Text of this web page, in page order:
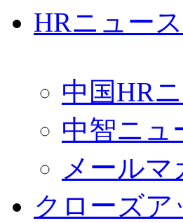
HRニュース
中国HR
中智ニュ
メールマ
クローズア